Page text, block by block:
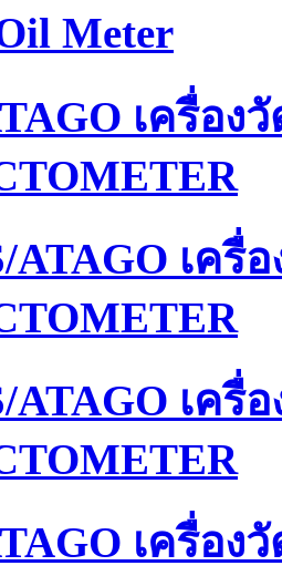
Meter
เครื่อง
ATAGO เครื่
ATAGO เครื่
เครื่อ